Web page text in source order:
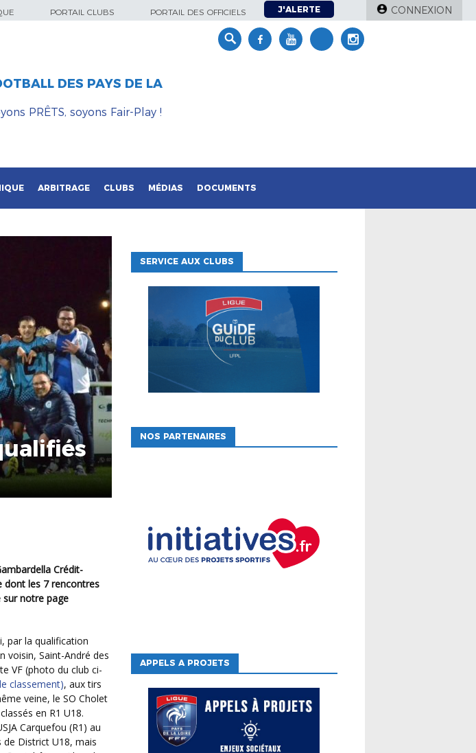
PORTAIL CLUBS PORTAIL DES OFFICIELS J'ALERTE CONNEXION
DES PAYS DE LA
PRÊTS, soyons Fair-Play !
ARBITRAGE CLUBS MÉDIAS DOCUMENTS
Crédit-
dont les 7 rencontres
sur notre page
par la qualification
voisin, Saint-André des
VF (photo du club ci-
classement), aux tirs
veine, le SO Cholet
en R1 U18.
Carquefou (R1) au
de District U18, mais
SERVICE AUX CLUBS
NOS PARTENAIRES
APPELS A PROJETS